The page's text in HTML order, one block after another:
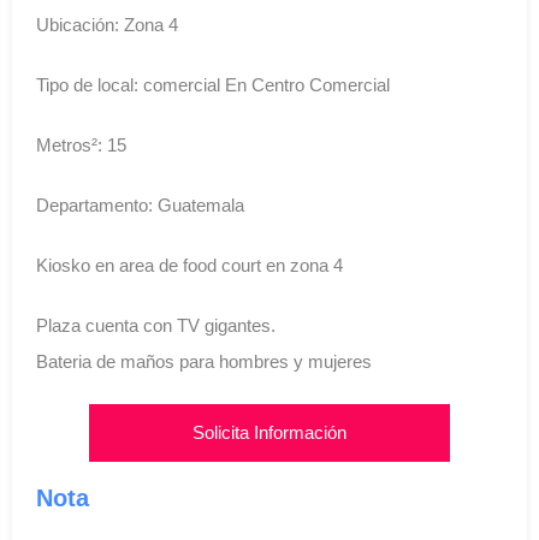
Ubicación: Zona 4
Tipo de local: comercial En Centro Comercial
Metros²: 15
Departamento: Guatemala
Kiosko en area de food court en zona 4
Plaza cuenta con TV gigantes.
Bateria de maños para hombres y mujeres
Solicita Información
Nota